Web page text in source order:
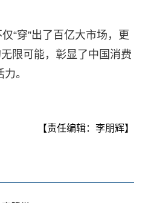
“穿”出了百亿大市场，更
限可能，彰显了中国消费
。
【责任编辑：李朋辉】